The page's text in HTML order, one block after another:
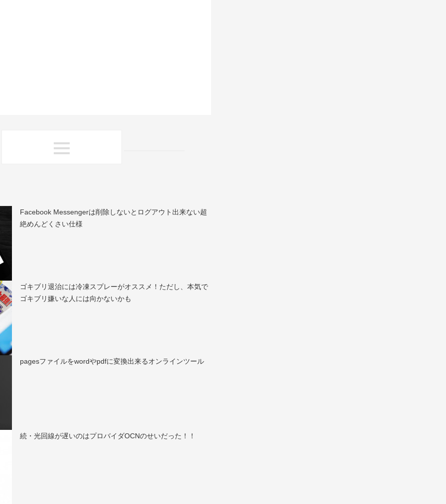
Facebook Messengerは削除しないとログアウト出来ない超
絶めんどくさい仕様
ゴキブリ退治には冷凍スプレーがオススメ！ただし、本気で
ゴキブリ嫌いな人には向かないかも
pagesファイルをwordやpdfに変換出来るオンラインツール
続・光回線が遅いのはプロバイダOCNのせいだった！！